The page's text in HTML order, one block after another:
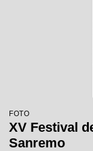
FOTO
XV Festival
Sanremo